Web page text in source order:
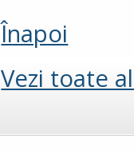
Înapoi
Vezi toate